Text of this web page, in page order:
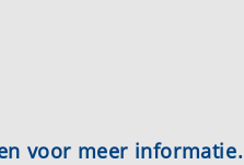
voor meer informatie.